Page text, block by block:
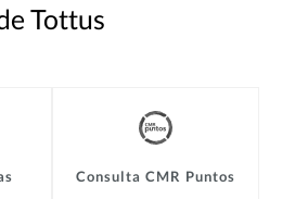
Tottus
Consulta CMR Puntos